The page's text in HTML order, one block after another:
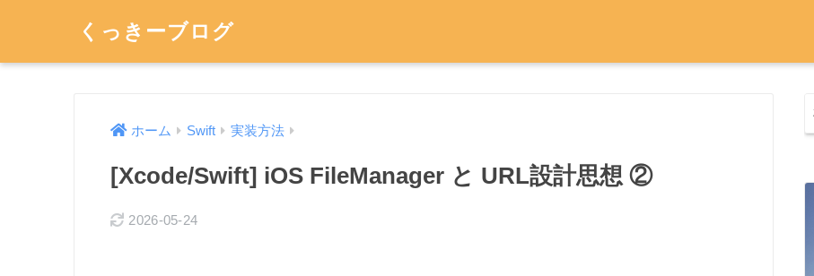
くっきーブログ
ホーム Swift 実装方法
[Xcode/Swift] iOS FileManager と URL設計思想 ②
2026-05-24